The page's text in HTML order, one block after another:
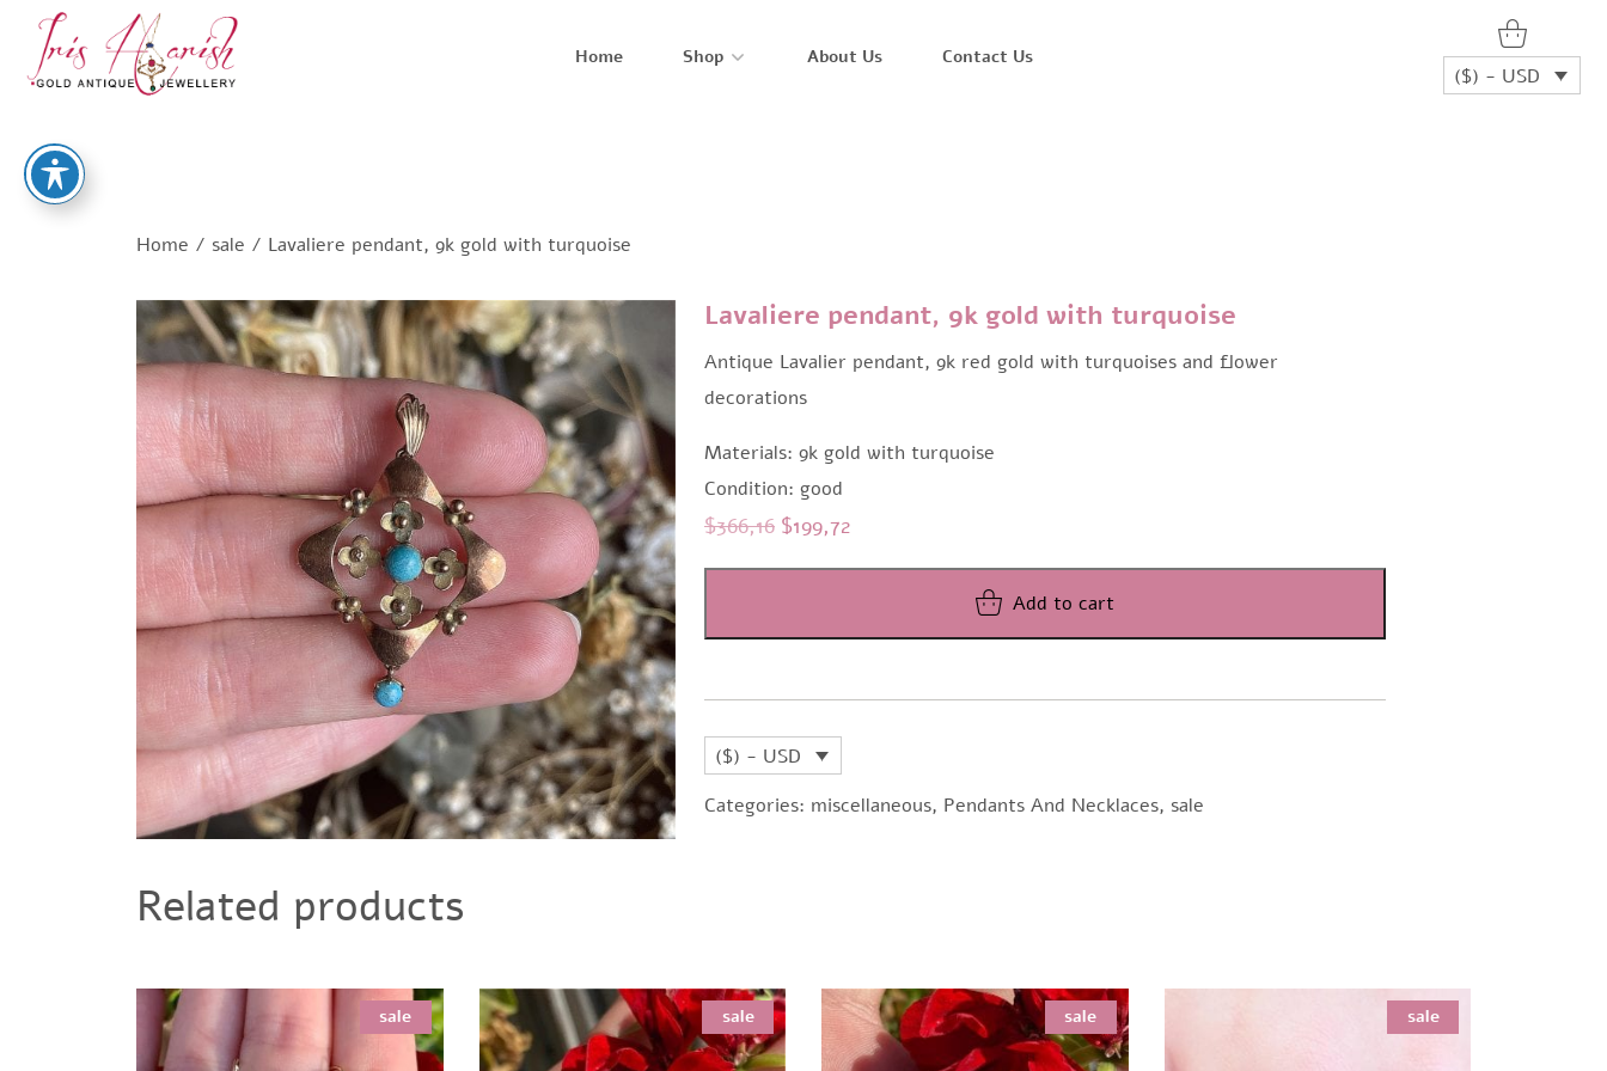
Home Shop About Us Contact Us
($) - USD
Home / sale / Lavaliere pendant, 9k gold with turquoise
Lavaliere pendant, 9k gold with turquoise
Antique Lavalier pendant, 9k red gold with turquoises and flower
decorations
Materials: 9k gold with turquoise
Condition: good
$366,16 Original
price
$366,16.
$199,72Current
price
$199,72.
Add to cart
($) - USD
Categories: miscellaneous, Pendants And Necklaces, sale
Related products
sale sale sale sale